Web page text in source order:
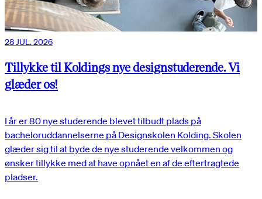
28 JUL. 2026
Tillykke til Koldings nye designstuderende. Vi
glæder os!
I år er 80 nye studerende blevet tilbudt plads på
bacheloruddannelserne på Designskolen Kolding. Skolen
glæder sig til at byde de nye studerende velkommen og
ønsker tillykke med at have opnået en af de eftertragtede
pladser.